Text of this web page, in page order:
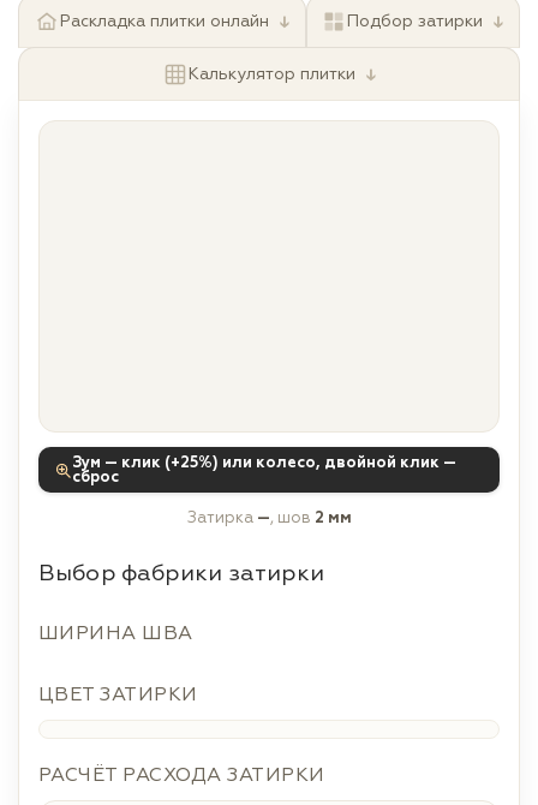
Раскладка плитки онлайн ↓ Подбор затирки ↓
Калькулятор плитки ↓
Зум — клик (+25%) или колесо, двойной клик —
сброс
Затирка —, шов 2 мм
Выбор фабрики затирки
ШИРИНА ШВА
ЦВЕТ ЗАТИРКИ
РАСЧЁТ РАСХОДА ЗАТИРКИ